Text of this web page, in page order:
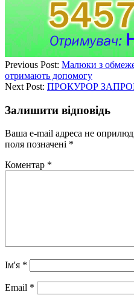
Previous Post: Малюки з
отримають допомогу
Next Post: ПРОКУРОР
Залишити відповідь
Ваша e-mail адреса не
поля позначені *
Коментар *
Ім'я *
Email *